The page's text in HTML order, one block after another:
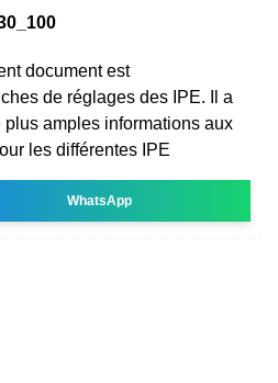
document est
de réglages des IPE. Il a
plus amples informations aux
les différentes IPE
WhatsApp